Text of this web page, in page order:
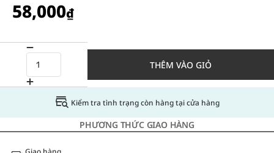
58,000₫
THÊM VÀO GIỎ
Kiểm tra tình trạng còn hàng tại cửa hàng
PHƯƠNG THỨC GIAO HÀNG